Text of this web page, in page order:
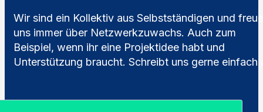
Wir sind ein Kollektiv aus Selbstständigen und
uns immer über Netzwerkzuwachs. Auch zum
Beispiel, wenn ihr eine Projektidee habt und
Unterstützung braucht. Schreibt uns gerne einfach